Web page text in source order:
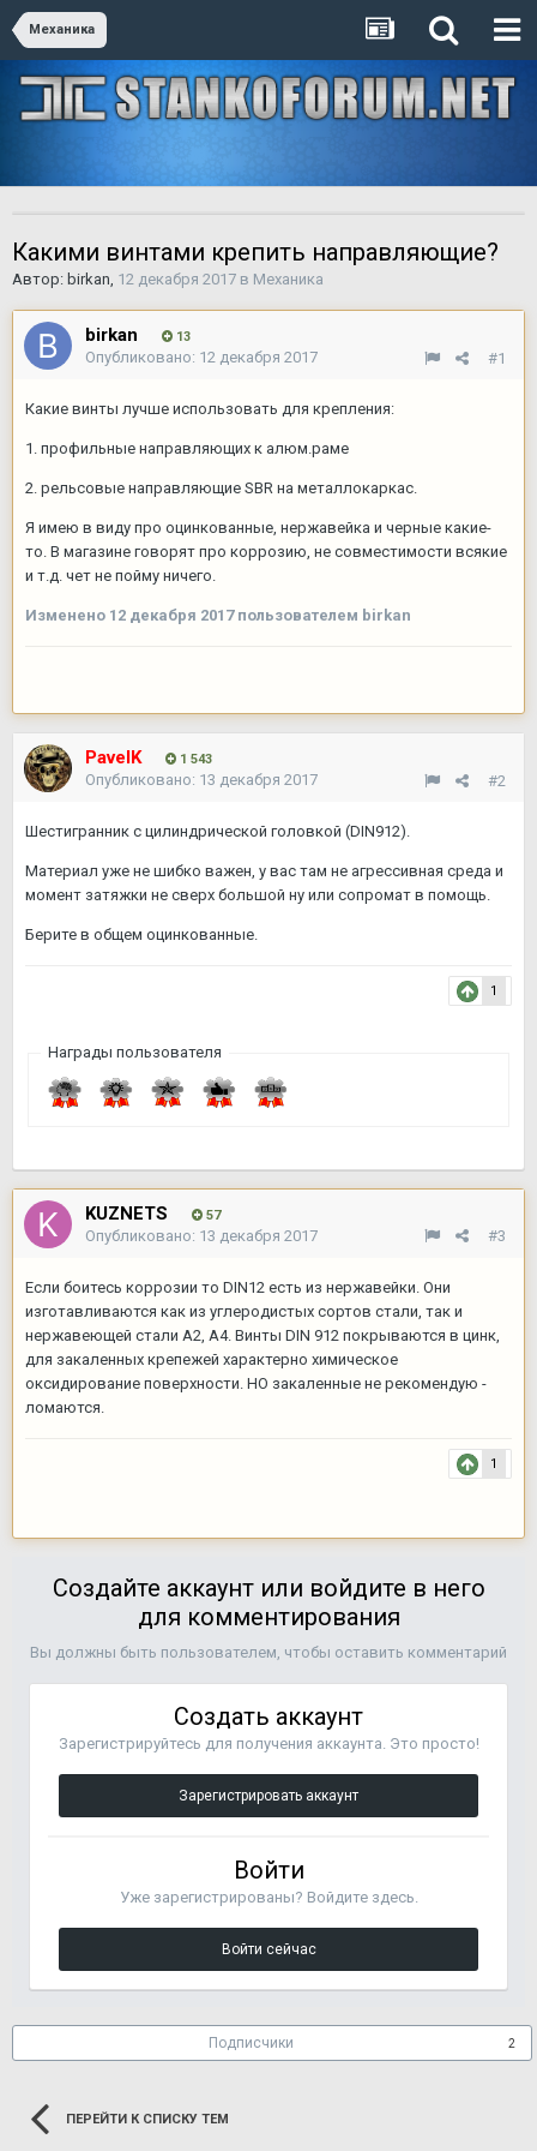
Механика
Какими винтами крепить направляющие?
Автор: birkan, 12 декабря 2017 в Механика
birkan 13
#1
Опубликовано: 12 декабря 2017
Какие винты лучше использовать для крепления:
1. профильные направляющих к алюм.раме
2. рельсовые направляющие SBR на металлокаркас.
Я имею в виду про оцинкованные, нержавейка и черные какие-
то. В магазине говорят про коррозию, не совместимости всякие
и т.д. чет не пойму ничего.
Изменено 12 декабря 2017пользователем birkan
PavelK 1 543
#2
Опубликовано: 13 декабря 2017
Шестигранник с цилиндрической головкой (DIN912).
Материал уже не шибко важен, у вас там не агрессивная среда и
момент затяжки не сверх большой ну или сопромат в помощь.
Берите в общем оцинкованные.
1
Награды пользователя
KUZNETS 57
#3
Опубликовано: 13 декабря 2017
Если боитесь коррозии то DIN12 есть из нержавейки. Они
изготавливаются как из углеродистых сортов стали, так и
нержавеющей стали А2, А4. Винты DIN 912 покрываются в цинк,
для закаленных крепежей характерно химическое
оксидирование поверхности. НО закаленные не рекомендую -
ломаются.
1
Создайте аккаунт или войдите в него
для комментирования
Вы должны быть пользователем, чтобы оставить комментарий
Создать аккаунт
Зарегистрируйтесь для получения аккаунта. Это просто!
Зарегистрировать аккаунт
Войти
Уже зарегистрированы? Войдите здесь.
Войти сейчас
Подписчики 2
ПЕРЕЙТИ К СПИСКУ ТЕМ